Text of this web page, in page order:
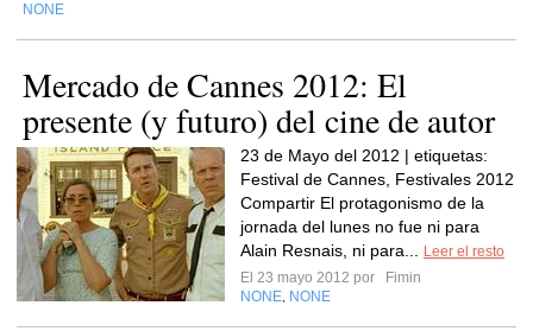
NONE
Mercado de Cannes 2012: El
presente (y futuro) del cine de autor
23 de Mayo del 2012 | etiquetas:
Festival de Cannes, Festivales 2012
Compartir El protagonismo de la
jornada del lunes no fue ni para
Alain Resnais, ni para...
Leer el resto
El 23 mayo 2012 por
Fimin
NONE NONE